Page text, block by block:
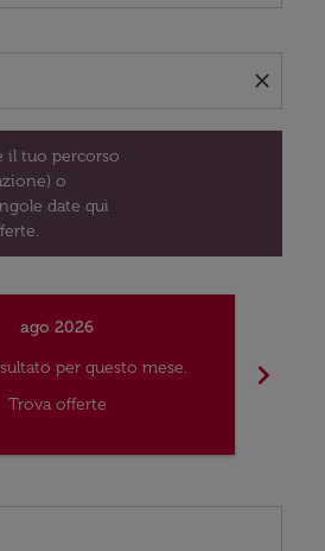
close
il tuo percorso
o
date qui
ago 2026
per questo mese.
Trova offerte
chevron_right